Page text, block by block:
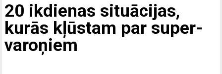
20 ikdienas situācijas,
kurās kļūstam par super-
varoņiem